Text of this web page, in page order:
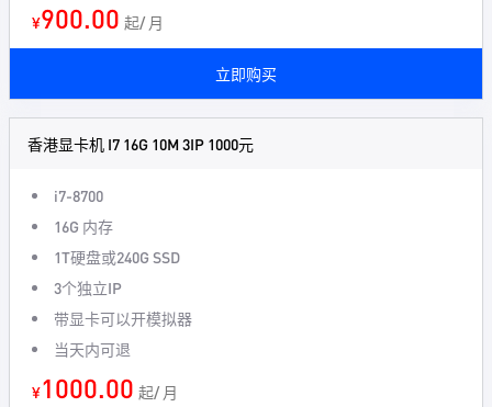
¥900.00 起/ 月
立即购买
香港显卡机 I7 16G 10M 3IP 1000元
i7-8700
16G 内存
1T硬盘或240G SSD
3个独立IP
带显卡可以开模拟器
当天内可退
¥1000.00 起/ 月